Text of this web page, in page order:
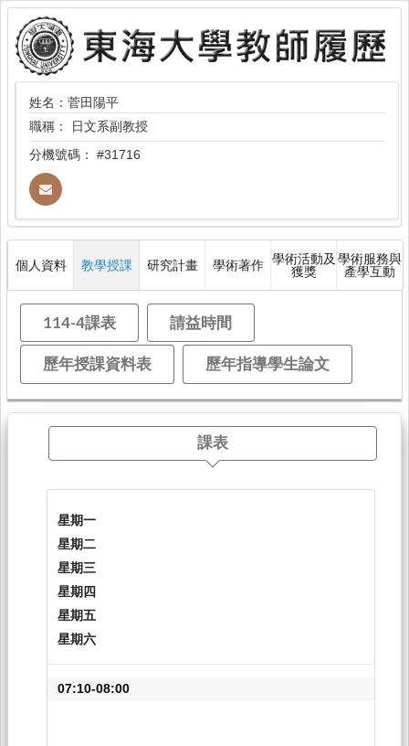
姓名：菅田陽平
職稱：
日文系副教授
分機號碼： #31716
個人資料 教學授課 研究計畫 學術著作 學術活動及
獲獎
學術服務與
產學互動
114-4課表 請益時間
歷年授課資料表 歷年指導學生論文
課表
星期一
星期二
星期三
星期四
星期五
星期六
07:10-08:00